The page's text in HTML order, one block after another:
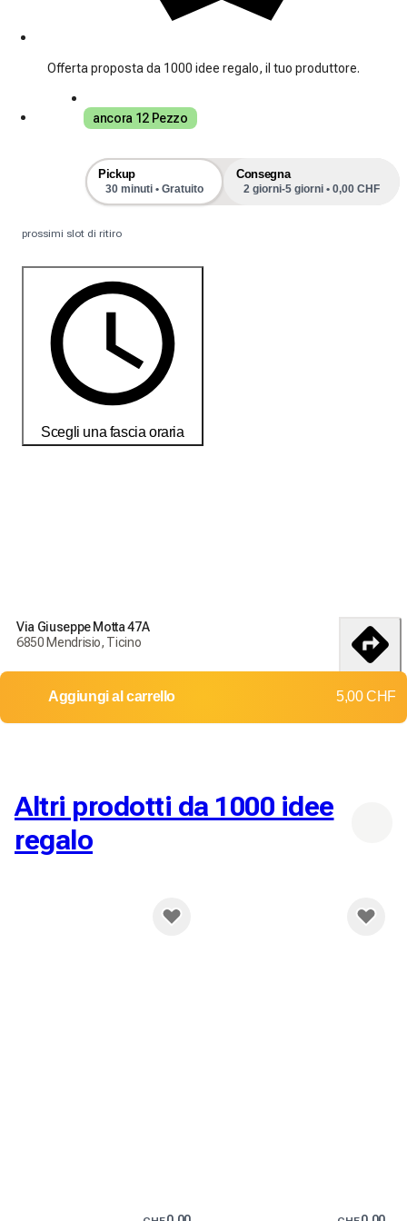
Offerta proposta da 1000 idee regalo, il tuo produttore.
ancora 12 Pezzo
Pickup
30 minuti • Gratuito
Consegna
2 giorni-5 giorni • 0,00 CHF
prossimi slot di ritiro
Scegli una fascia oraria
débembre
Resi e cambi non accettati
Costi di spedizione: 0,00 CHF
Via Giuseppe Motta 47A
6850 Mendrisio, Ticino
Aggiungi al carrello 5,00 CHF
Altri prodotti da 1000 idee
regalo